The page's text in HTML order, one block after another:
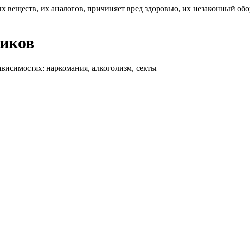
веществ, их аналогов, причиняет вред здоровью, их незаконный
наркомания, алкоголизм, секты